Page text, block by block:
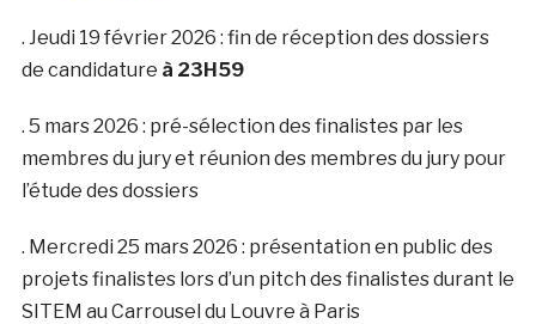
. Jeudi 19 février 2026 : fin de réception des dossiers
de candidature à 23H59
. 5 mars 2026 : pré-sélection des finalistes par les
membres du jury et réunion des membres du jury pour
l’étude des dossiers
. Mercredi 25 mars 2026 : présentation en public des
projets finalistes lors d’un pitch des finalistes durant le
SITEM au Carrousel du Louvre à Paris